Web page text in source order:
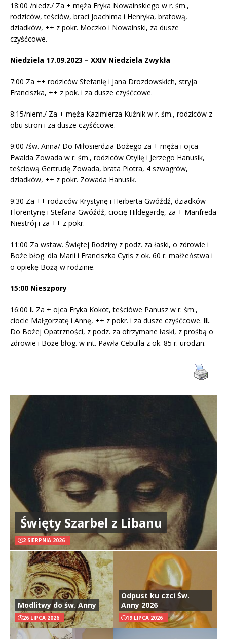
18:00 /niedz./ Za + męża Eryka Nowainskiego w r. śm.,
rodziców, teściów, braci Joachima i Henryka, bratową,
dziadków, ++ z pokr. Moczko i Nowainski, za dusze
czyśćcowe.
Niedziela 17.09.2023 – XXIV Niedziela Zwykła
7:00 Za ++ rodziców Stefanię i Jana Drozdowskich, stryja
Franciszka, ++ z pok. i za dusze czyśćcowe.
8:15/niem./ Za + męża Kazimierza Kuźnik w r. śm., rodziców z
obu stron i za dusze czyśćcowe.
9:00 /św. Anna/ Do Miłosierdzia Bożego za + męża i ojca
Ewalda Zowada w r. śm., rodziców Otylię i Jerzego Hanusik,
teściową Gertrudę Zowada, brata Piotra, 4 szwagrów,
dziadków, ++ z pokr. Zowada Hanusik.
9:30 Za ++ rodziców Krystynę i Herberta Gwóźdź, dziadków
Florentynę i Stefana Gwóźdź, ciocię Hildegardę, za + Manfreda
Niestrój i za ++ z pokr.
11:00 Za wstaw. Świętej Rodziny z podz. za łaski, o zdrowie i
Boże błog. dla Marii i Franciszka Cyris z ok. 60 r. małżeństwa i
o opiekę Bożą w rodzinie.
15:00 Nieszpory
16:00 I. Za + ojca Eryka Kokot, teściówe Panusz w r. śm.,
ciocie Małgorzatę i Annę, ++ z pokr. i za dusze czyśćcowe. II.
Do Bożej Opatrzności, z podz. za otrzymane łaski, z prośbą o
zdrowie i Boże błog. w int. Pawła Cebulla z ok. 85 r. urodzin.
Święty Szarbel z Libanu
2 SIERPNIA 2026
Modlitwy do św. Anny
26 LIPCA 2026
Odpust ku czci Św.
Anny 2026
19 LIPCA 2026